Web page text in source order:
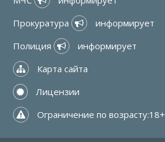
Прокуратура
информирует
Полиция
информирует
Карта сайта
Лицензии
Ограничение по возрасту:18+